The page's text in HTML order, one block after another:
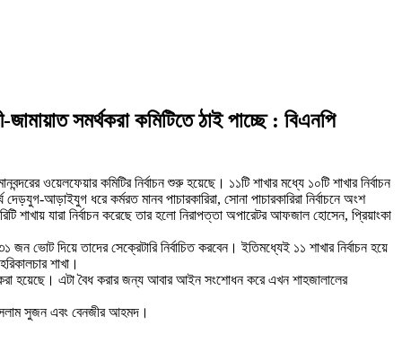
সমর্থকরা কমিটিতে ঠাই পাচ্ছে : বিএনপি
ওয়েলফেয়ার কমিটির নির্বাচন শুরু হয়েছে। ১১টি শাখার মধ্যে ১০টি শাখার নির্বাচন
আড়াইযুগ ধরে কর্মরত মানব পাচারকারিরা, সোনা পাচারকারিরা নির্বাচনে অংশ
শাখায় যারা নির্বাচন করেছে তার হলো নিরাপত্তা অপারেটর আফজাল হোসেন, প্রিয়াংকা
দিয়ে তাদের সেক্রেটারি নির্বাচিত করবেন। ইতিমধ্যেই ১১ শাখার নির্বাচন হয়ে
শাখা।
করা হয়েছে। এটা বৈধ করার জন্য আবার আইন সংশোধন করে এখন শাহজালালের
ইসলাম সুজন এবং বেনজীর আহমদ।